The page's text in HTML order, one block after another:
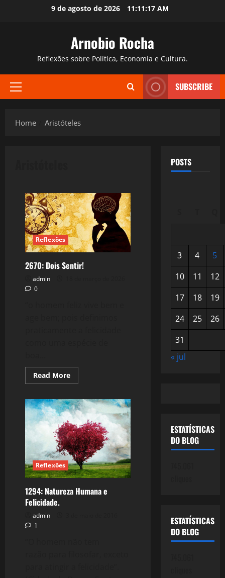
9 de agosto de 2026 11:11:18 AM
Arnobio Rocha
Reflexões sobre Política, Economia e Cultura.
Primary
SUBSCRIBE
Home Aristóteles
Reflexões
2670: Dois Sentir!
admin
0
Read MoreRead
more
Dois
Sentir!
Reflexões
1294: Natureza Humana e
Felicidade.
admin
1
POSTS
3 4
5
10
11
12
17
18
19
24
25
26
31
« jul
ESTATÍSTICAS
DO BLOG
ESTATÍSTICAS
DO BLOG